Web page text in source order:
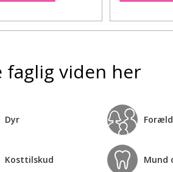
faglig viden her
Dyr
Kosttilskud Mund